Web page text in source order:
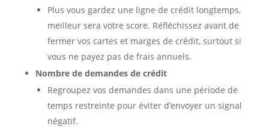
Plus vous gardez une ligne de crédit longtemps,
meilleur sera votre score. Réfléchissez avant de
fermer vos cartes et marges de crédit, surtout si
vous ne payez pas de frais annuels.
Nombre de demandes de crédit
Regroupez vos demandes dans une période de
temps restreinte pour éviter d’envoyer un signal
négatif.